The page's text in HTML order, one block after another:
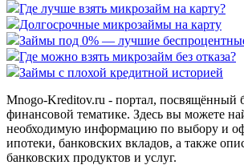
Где лучше взять микрозайм на карту?
Долгосрочные микрозаймы на карту
Займы под 0% — лучшие
Где можно взять микрозайм без отказа?
Займы с плохой кредитной историей
Mnogo-Kreditov.ru - портал, посвящённый
финансовой тематике. Здесь вы можете
необходимую информацию по выбору и
ипотеки, банковских вкладов, а также
банковских продуктов и услуг.